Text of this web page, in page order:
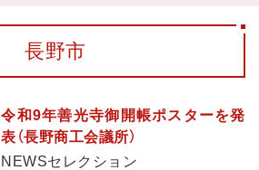
長野市
令和9年善光寺御開帳ポスターを発
表（長野商工会議所）
NEWSセレクション